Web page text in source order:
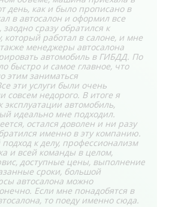
день, как и было прописано в
в автосалон и оформил все
сразу обратился к
который работал в салоне, и мне
менеджеры автосалона
автомобиль в ГИБДД. По
быстро и самое главное, что
этим заниматься
эти услуги были очень
совсем недорого. В итоге я
эксплуатации автомобиль,
идеально мне подходил.
остался доволен и ни разу
именно в эту компанию.
к делу, профессионализм
и всей команды в целом,
доступные цены, выполнение
сроки, большой
автосалона можно
Если мне понадобятся в
то поеду именно сюда.